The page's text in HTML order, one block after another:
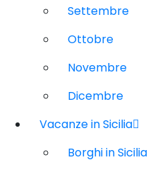
Settembre
Ottobre
Novembre
Dicembre
Vacanze in Sicilia
Borghi in Sicilia